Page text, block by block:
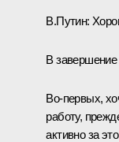
В.Путин:
В завершение
Во-первых,
работу,
активно за